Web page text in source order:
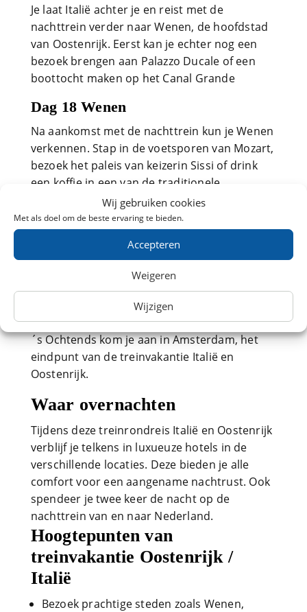
Wij gebruiken cookies
Met als doel om de beste ervaring te bieden.
Accepteren
Weigeren
Wijzigen
Je laat Italië achter je en reist met de
nachttrein verder naar Wenen, de hoofdstad
van Oostenrijk. Eerst kan je echter nog een
bezoek brengen aan Palazzo Ducale of een
boottocht maken op het Canal Grande
Dag 18 Wenen
Na aankomst met de nachttrein kun je Wenen
verkennen. Stap in de voetsporen van Mozart,
bezoek het paleis van keizerin Sissi of drink
een koffie in een van de traditionele
Dag 19 - Wenen - Nederland
Ook vandaag kun je nog Wenen verkennen. Ga
relaxen in de thermen vooraleer je ´s avonds
de nachttrein terug naar Nederland neemt.
Dag 20 Aankomst Nederland
´s Ochtends kom je aan in Amsterdam, het
eindpunt van de treinvakantie Italië en
Oostenrijk.
Waar overnachten
Tijdens deze treinrondreis Italië en Oostenrijk
verblijf je telkens in luxueuze hotels in de
verschillende locaties. Deze bieden je alle
comfort voor een aangename nachtrust. Ook
spendeer je twee keer de nacht op de
nachttrein van en naar Nederland.
Hoogtepunten van
treinvakantie Oostenrijk /
Italië
Bezoek prachtige steden zoals Wenen,